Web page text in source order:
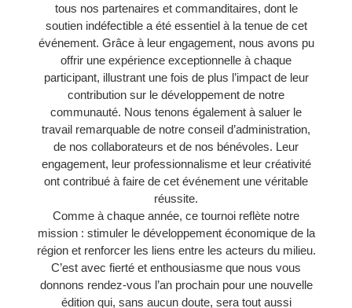
tous nos partenaires et commanditaires, dont le
soutien indéfectible a été essentiel à la tenue de cet
événement. Grâce à leur engagement, nous avons pu
offrir une expérience exceptionnelle à chaque
participant, illustrant une fois de plus l’impact de leur
contribution sur le développement de notre
communauté. Nous tenons également à saluer le
travail remarquable de notre conseil d’administration,
de nos collaborateurs et de nos bénévoles. Leur
engagement, leur professionnalisme et leur créativité
ont contribué à faire de cet événement une véritable
réussite.
Comme à chaque année, ce tournoi reflète notre
mission : stimuler le développement économique de la
région et renforcer les liens entre les acteurs du milieu.
C’est avec fierté et enthousiasme que nous vous
donnons rendez-vous l’an prochain pour une nouvelle
édition qui, sans aucun doute, sera tout aussi